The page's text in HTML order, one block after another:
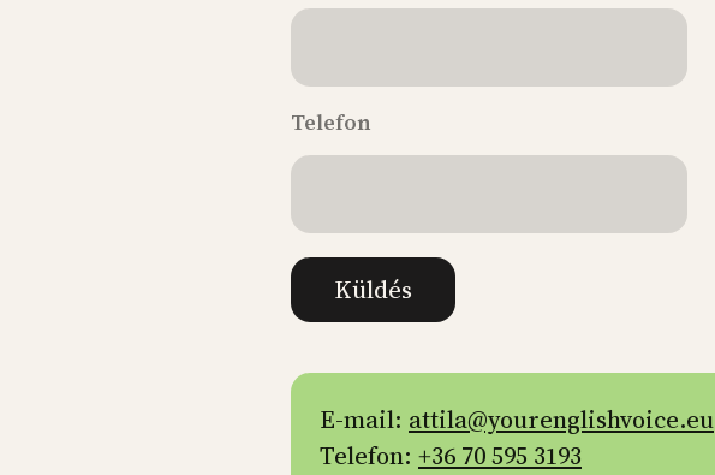
Telefon
Küldés
E-mail: attila@yourenglishvoice.eu
Telefon: +36 70 595 3193